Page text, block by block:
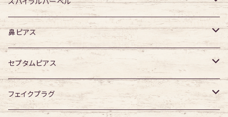
デザイン有り
316Lサージカルステンレス
ジュエル無し
ジュエル有り
サージカルチタン
ジュエル無し
鼻ピアス
ジュエル無し
ジュエル有り
セプタムピアス
ジュエル無し
フェイクプラグ